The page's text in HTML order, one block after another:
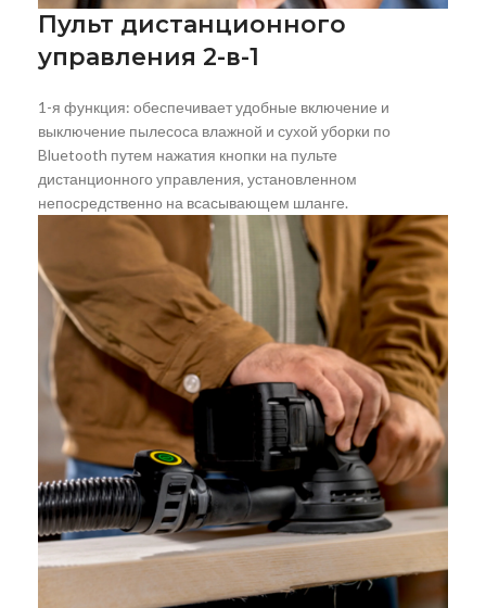
Пульт дистанционного
управления 2-в-1
1-я функция: обеспечивает удобные включение и
выключение пылесоса влажной и сухой уборки по
Bluetooth путем нажатия кнопки на пульте
дистанционного управления, установленном
непосредственно на всасывающем шланге.